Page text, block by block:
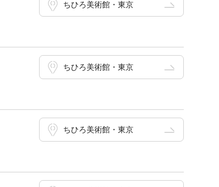
ちひろ美術館・東京
ちひろ美術館・東京
ちひろ美術館・東京